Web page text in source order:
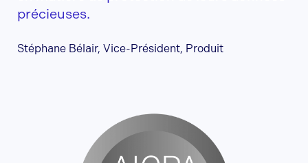
précieuses.
Stéphane Bélair, Vice-Président, Produit